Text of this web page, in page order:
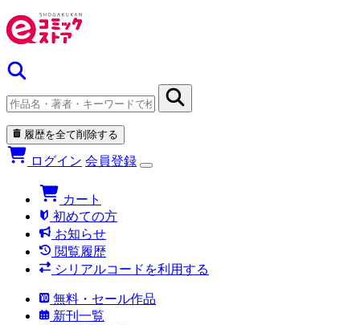
履歴を全て削除する
ログイン 会員登録
カート
初めての方
お知らせ
閲覧履歴
シリアルコードを利用する
無料・セール作品
新刊一覧